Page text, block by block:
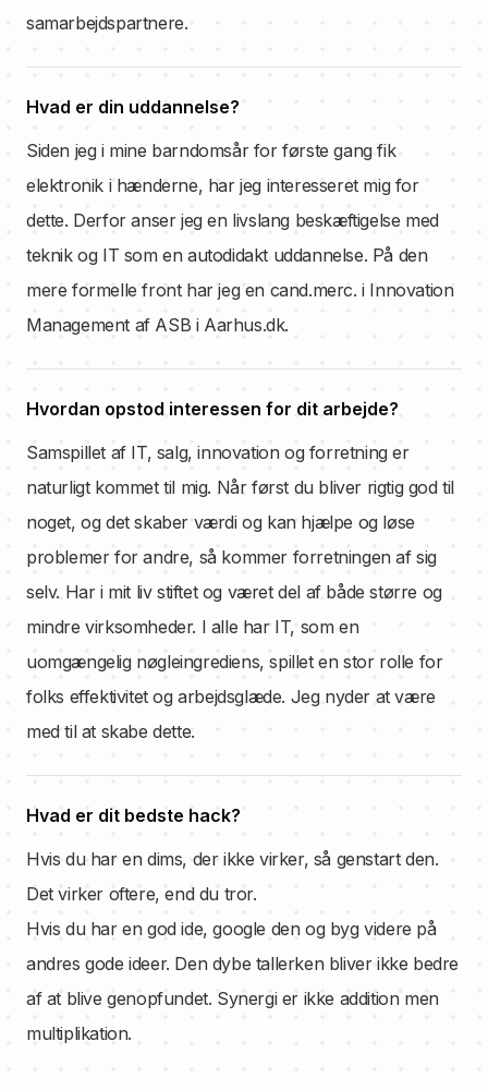
samarbejdspartnere.
Hvad er din uddannelse?
Siden jeg i mine barndomsår for første gang fik
elektronik i hænderne, har jeg interesseret mig for
dette. Derfor anser jeg en livslang beskæftigelse med
teknik og IT som en autodidakt uddannelse. På den
mere formelle front har jeg en cand.merc. i Innovation
Management af ASB i Aarhus.dk.
Hvordan opstod interessen for dit arbejde?
Samspillet af IT, salg, innovation og forretning er
naturligt kommet til mig. Når først du bliver rigtig god til
noget, og det skaber værdi og kan hjælpe og løse
problemer for andre, så kommer forretningen af sig
selv. Har i mit liv stiftet og været del af både større og
mindre virksomheder. I alle har IT, som en
uomgængelig nøgleingrediens, spillet en stor rolle for
folks effektivitet og arbejdsglæde. Jeg nyder at være
med til at skabe dette.
Hvad er dit bedste hack?
Hvis du har en dims, der ikke virker, så genstart den.
Det virker oftere, end du tror.
Hvis du har en god ide, google den og byg videre på
andres gode ideer. Den dybe tallerken bliver ikke bedre
af at blive genopfundet. Synergi er ikke addition men
multiplikation.